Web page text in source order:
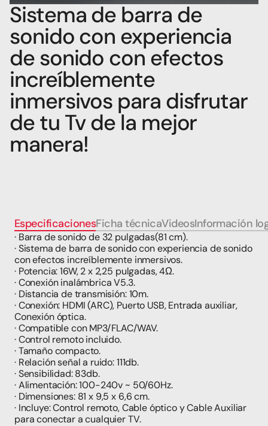
Sistema de barra de
sonido con experiencia
de sonido con efectos
increíblemente
inmersivos para disfrutar
de tu Tv de la mejor
manera!
EspecificacionesFicha técnicaVideosInformación
· Barra de sonido de 32 pulgadas(81 cm).
· Sistema de barra de sonido con experiencia de sonido
con efectos increíblemente inmersivos.
· Potencia: 16W, 2 x 2,25 pulgadas, 4Ω.
· Conexión inalámbrica V5.3.
· Distancia de transmisión: 10m.
· Conexión: HDMI (ARC), Puerto USB, Entrada auxiliar,
Conexión óptica.
· Compatible con MP3/FLAC/WAV.
· Control remoto incluido.
· Tamaño compacto.
· Relación señal a ruido: 111db.
· Sensibilidad: 83db.
· Alimentación: 100-240v ~ 50/60Hz.
· Dimensiones: 81 x 9,5 x 6,6 cm.
· Incluye: Control remoto, Cable óptico y Cable Auxiliar
para conectar a cualquier TV.